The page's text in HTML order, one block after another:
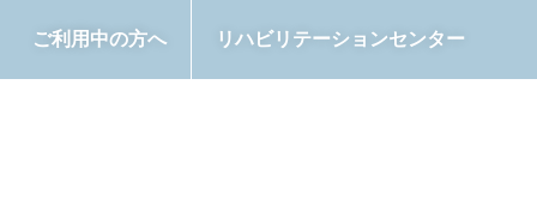
ご利用中の方へ リハビリテーションセンター